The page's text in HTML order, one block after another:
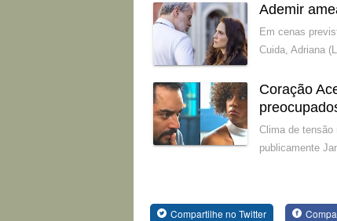
Ademir
Em cenas
Cuida, Adriana
Coração
Clima de tensão
publicamente
Compartilhe no Twitter